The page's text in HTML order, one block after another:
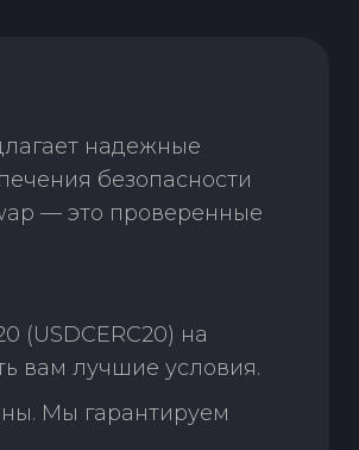
надежные
безопасности
— это проверенные
(USDCERC20) на
вам лучшие условия.
Мы гарантируем